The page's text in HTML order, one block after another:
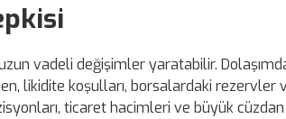
vadeli değişimler yaratabilir.
likidite koşulları, borsalardaki rezervler
ticaret hacimleri ve büyük